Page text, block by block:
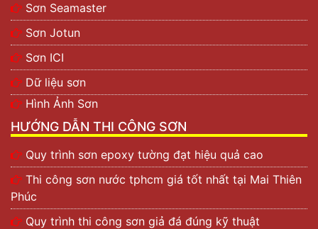
Sơn Seamaster
Sơn Jotun
Sơn ICI
Dữ liệu sơn
Hình Ảnh Sơn
HƯỚNG DẪN THI CÔNG SƠN
Quy trình sơn epoxy tường đạt hiệu quả cao
Thi công sơn nước tphcm giá tốt nhất tại Mai Thiên
Phúc
Quy trình thi công sơn giả đá đúng kỹ thuật